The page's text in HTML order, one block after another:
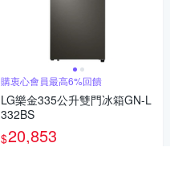
購衷心會員最高6%回饋
LG樂金335公升雙門冰箱GN-L
332BS
$20,853